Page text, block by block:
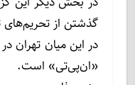
گذشتن از تحریم‌های
در این میان تهران
«ان‌پی‌تی» است.